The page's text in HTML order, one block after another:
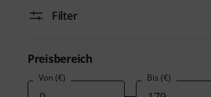
Filter
Preisbereich
Von (€) Bis (€)